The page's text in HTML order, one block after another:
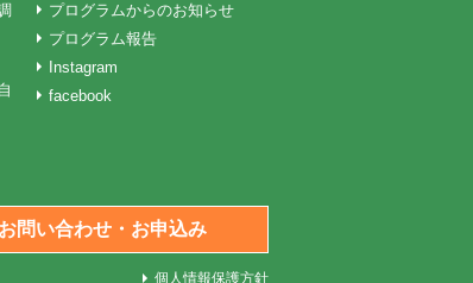
プログラムからのお知らせ
プログラム報告
Instagram
facebook
お問い合わせ・お申込み
個人情報保護方針